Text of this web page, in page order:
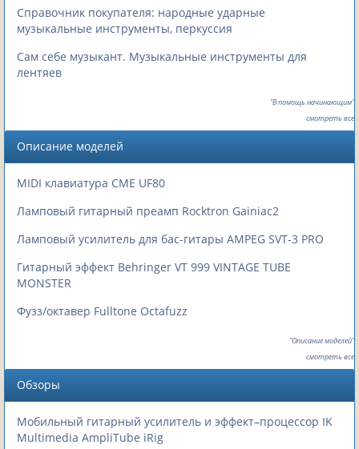
Справочник покупателя: народные ударные
музыкальные инструменты, перкуссия
Сам себе музыкант. Музыкальные инструменты для
лентяев
"В помощь начинающим"
смотреть все
Описание моделей
MIDI клавиатура CME UF80
Ламповый гитарный преамп Rocktron Gainiac2
Ламповый усилитель для бас-гитары AMPEG SVT-3 PRO
Гитарный эффект Behringer VT 999 VINTAGE TUBE
MONSTER
Фузз/октавер Fulltone Octafuzz
"Описание моделей"
смотреть все
Обзоры
Мобильный гитарный усилитель и эффект–процессор IK
Multimedia AmpliTube iRig